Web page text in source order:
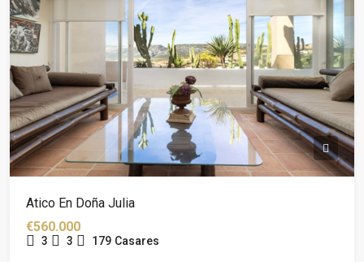
Atico En Doña Julia
€560.000
3 3 179 Casares